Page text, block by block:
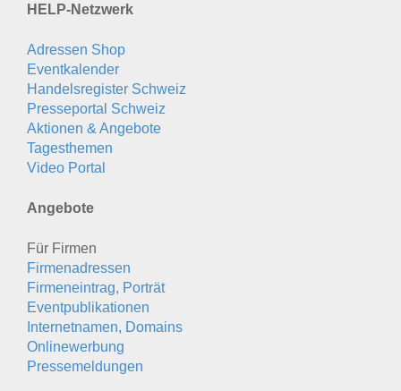
HELP-Netzwerk
Adressen Shop
Eventkalender
Handelsregister Schweiz
Presseportal Schweiz
Aktionen & Angebote
Tagesthemen
Video Portal
Angebote
Für Firmen
Firmenadressen
Firmeneintrag, Porträt
Eventpublikationen
Internetnamen, Domains
Onlinewerbung
Pressemeldungen